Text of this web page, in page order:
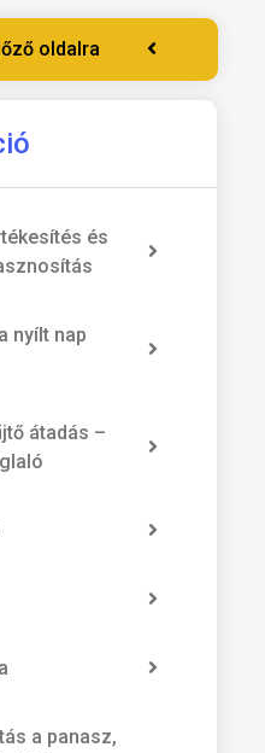
oldalra
és
nyílt nap
átadás –
a panasz,